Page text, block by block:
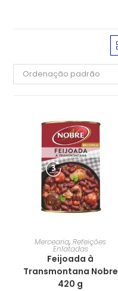
Ordenação padrão
Mercearia,Refeições
Enlatadas
Feijoada à
Transmontana Nobre
420 g